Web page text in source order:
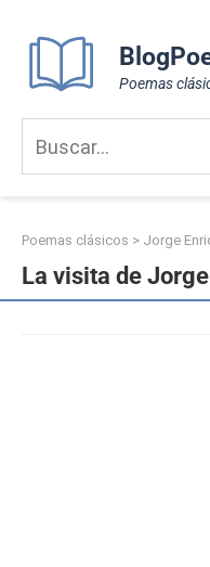
content
Poemas
Poemas clásicos > Jorge
La visita de